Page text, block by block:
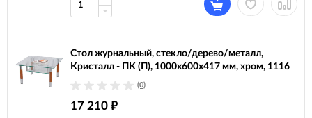
Стол журнальный, стекло/дерево/металл,
Кристалл - ПК (П), 1000х600х417 мм, хром, 1116
(0)
17 210 ₽